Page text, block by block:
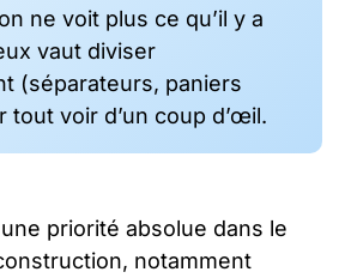
ne voit plus ce qu’il y a
vaut diviser
(séparateurs, paniers
tout voir d’un coup d’œil.
priorité absolue dans le
notamment